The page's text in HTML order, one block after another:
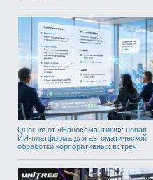
Quorum от «Наносемантики»: новая
ИИ-платформа для автоматической
обработки корпоративных встреч